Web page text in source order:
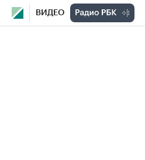
ВИДЕО